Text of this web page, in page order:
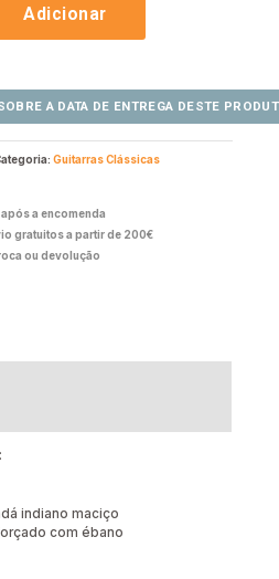
Adicionar
Guitarras Clássicas
após a encomenda
gratuitos a partir de 200€
ou devolução
indiano maciço
com ébano